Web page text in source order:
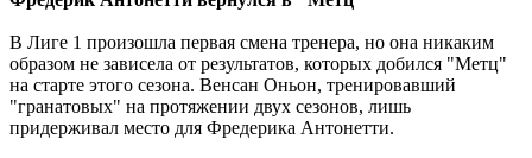
В Лиге 1 произошла первая смена тренера, но она никаким
образом не зависела от результатов, которых добился "Метц"
на старте этого сезона. Венсан Оньон, тренировавший
"гранатовых" на протяжении двух сезонов, лишь
придерживал место для Фредерика Антонетти.